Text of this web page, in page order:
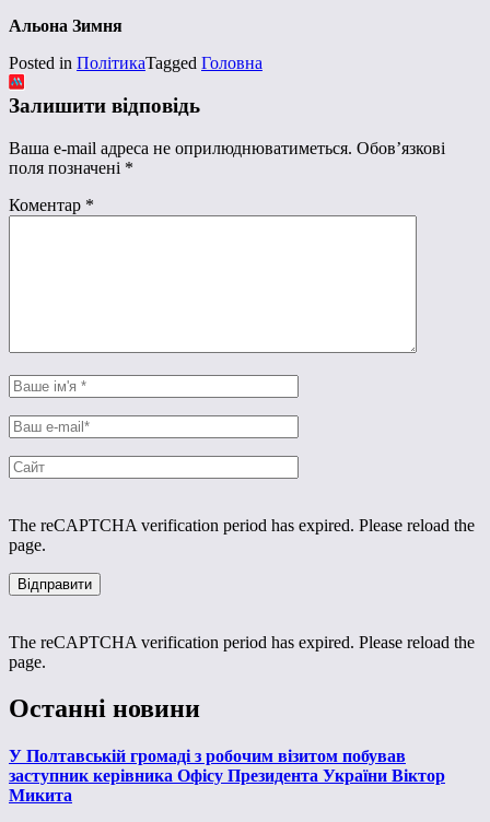
Альона Зимня
Posted in ПолітикаTagged Головна
Залишити відповідь
Ваша e-mail адреса не оприлюднюватиметься. Обов’язкові
поля позначені *
Коментар *
The reCAPTCHA verification period has expired. Please reload the
page.
The reCAPTCHA verification period has expired. Please reload the
page.
Останні новини
У Полтавській громаді з робочим візитом побував
заступник керівника Офісу Президента України Віктор
Микита